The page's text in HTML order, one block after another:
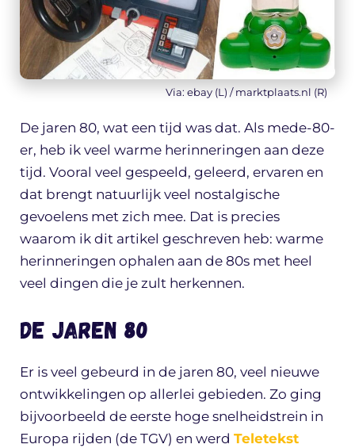
Via: ebay (L) / marktplaats.nl (R)
De jaren 80, wat een tijd was dat. Als mede-80-
er, heb ik veel warme herinneringen aan deze
tijd. Vooral veel gespeeld, geleerd, ervaren en
dat brengt natuurlijk veel nostalgische
gevoelens met zich mee. Dat is precies
waarom ik dit artikel geschreven heb: warme
herinneringen ophalen aan de 80s met heel
veel dingen die je zult herkennen.
De jaren 80
Er is veel gebeurd in de jaren 80, veel nieuwe
ontwikkelingen op allerlei gebieden. Zo ging
bijvoorbeeld de eerste hoge snelheidstrein in
Europa rijden (de TGV) en werd Teletekst